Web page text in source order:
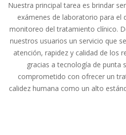
Nuestra principal tarea es brindar
exámenes de laboratorio para el
monitoreo del tratamiento clínico.
nuestros usuarios un servicio que
atención, rapidez y calidad de los
gracias a tecnología de punta
comprometido con ofrecer un
calidez humana como un alto